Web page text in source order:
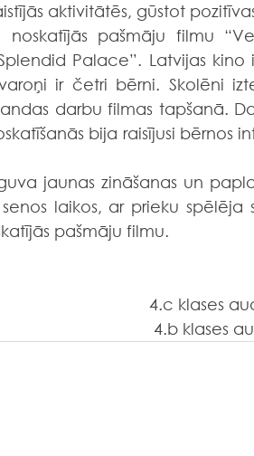
aktivitātēs, gūstot
Palace”. Latvijas kino
ir četri bērni. Skolēni
darbu filmas tapšanā.
bija raisījusi bērnos
laikos, ar prieku spēlēja
pašmāju filmu.
4.c klases
4.b klases